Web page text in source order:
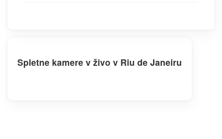
Spletne kamere v živo v Riu de Janeiru